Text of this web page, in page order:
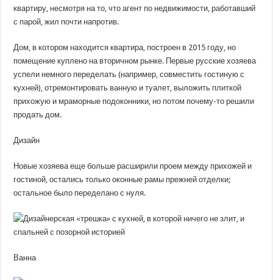
не
позорной
историей
квартиру, несмотря на то, что агент по недвижимости, работавший
с парой, жил почти напротив.
Дом, в котором находится квартира, построен в 2015 году, но
помещение куплено на вторичном рынке. Первые русские хозяева
успели немного переделать (например, совместить гостиную с
кухней), отремонтировать ванную и туалет, выложить плиткой
прихожую и мраморные подоконники, но потом почему-то решили
продать дом.
Дизайн
Новые хозяева еще больше расширили проем между прихожей и
гостиной, остались только оконные рамы прежней отделки;
остальное было переделано с нуля.
Ванна